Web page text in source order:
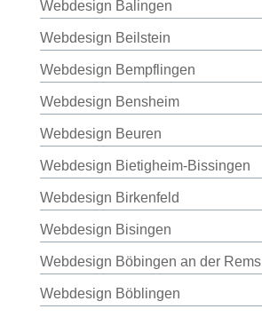
Webdesign Balingen
Webdesign Beilstein
Webdesign Bempflingen
Webdesign Bensheim
Webdesign Beuren
Webdesign Bietigheim-Bissingen
Webdesign Birkenfeld
Webdesign Bisingen
Webdesign Böbingen an der Rems
Webdesign Böblingen